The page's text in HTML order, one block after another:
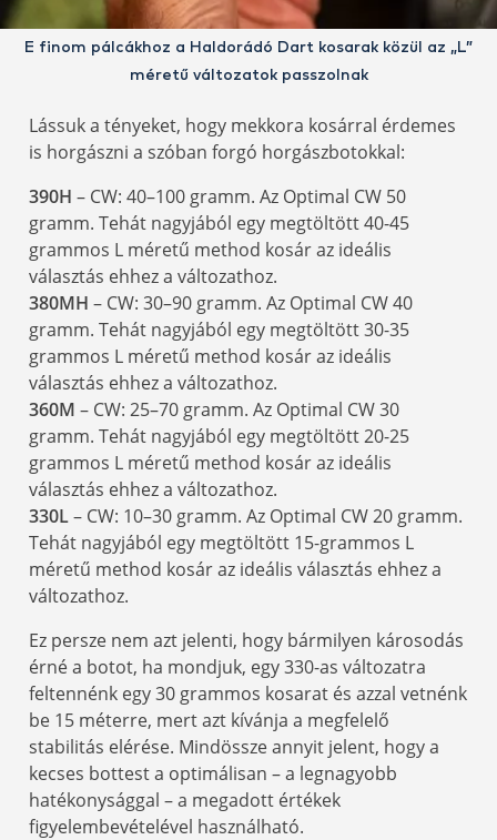
E finom pálcákhoz a Haldorádó Dart kosarak közül az „L”
méretű változatok passzolnak
Lássuk a tényeket, hogy mekkora kosárral érdemes
is horgászni a szóban forgó horgászbotokkal:
390H – CW: 40–100 gramm. Az Optimal CW 50
gramm. Tehát nagyjából egy megtöltött 40-45
grammos L méretű method kosár az ideális
választás ehhez a változathoz.
380MH – CW: 30–90 gramm. Az Optimal CW 40
gramm. Tehát nagyjából egy megtöltött 30-35
grammos L méretű method kosár az ideális
választás ehhez a változathoz.
360M – CW: 25–70 gramm. Az Optimal CW 30
gramm. Tehát nagyjából egy megtöltött 20-25
grammos L méretű method kosár az ideális
választás ehhez a változathoz.
330L– CW: 10–30 gramm. Az Optimal CW 20 gramm.
Tehát nagyjából egy megtöltött 15-grammos L
méretű method kosár az ideális választás ehhez a
változathoz.
Ez persze nem azt jelenti, hogy bármilyen károsodás
érné a botot, ha mondjuk, egy 330-as változatra
feltennénk egy 30 grammos kosarat és azzal vetnénk
be 15 méterre, mert azt kívánja a megfelelő
stabilitás elérése. Mindössze annyit jelent, hogy a
kecses bottest a optimálisan – a legnagyobb
hatékonysággal – a megadott értékek
figyelembevételével használható.